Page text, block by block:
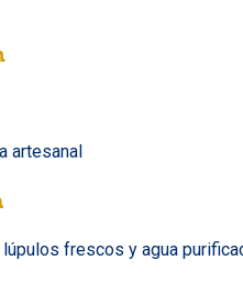
frescos y agua